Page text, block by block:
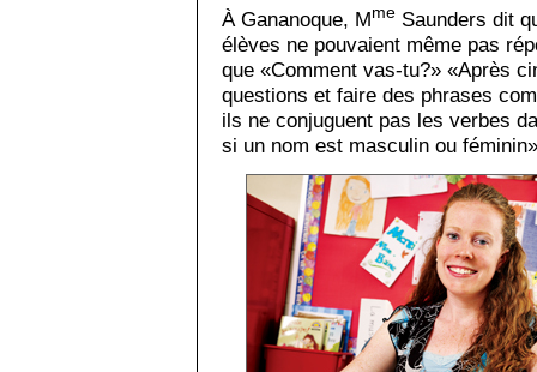
À Gananoque, Mme Saunders dit
élèves ne pouvaient même pas
que «Comment vas-tu?» «Après
questions et faire des phrases
ils ne conjuguent pas les verbes
si un nom est masculin ou